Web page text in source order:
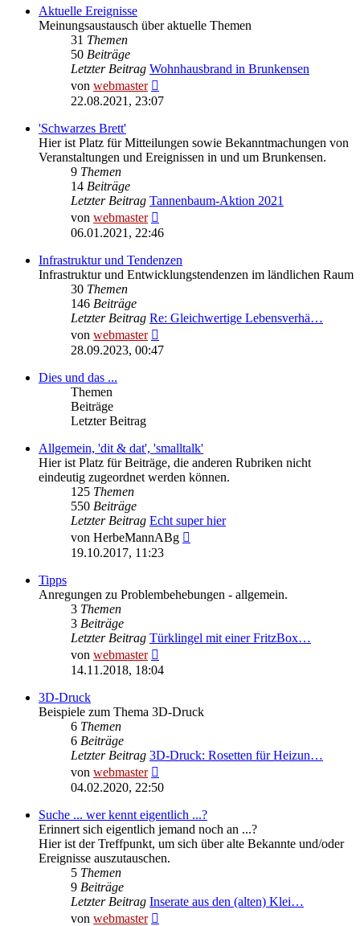
Aktuelle Ereignisse
Meinungsaustausch über aktuelle Themen
31 Themen
50 Beiträge
Letzter Beitrag Wohnhausbrand in Brunkensen
von webmaster
Beitrag
22.08.2021, 23:07
'Schwarzes Brett'
Hier ist Platz für Mitteilungen sowie Bekanntmachungen von
Veranstaltungen und Ereignissen in und um Brunkensen.
9 Themen
14 Beiträge
Letzter Beitrag Tannenbaum-Aktion 2021
von webmaster
Beitrag
06.01.2021, 22:46
Infrastruktur und Tendenzen
Infrastruktur und Entwicklungstendenzen im ländlichen Raum
30 Themen
146 Beiträge
Letzter Beitrag Re: Gleichwertige Lebensverhä…
von webmaster
Beitrag
28.09.2023, 00:47
Dies und das ...
Themen
Beiträge
Letzter Beitrag
Allgemein, 'dit & dat', 'smalltalk'
Hier ist Platz für Beiträge, die anderen Rubriken nicht
eindeutig zugeordnet werden können.
125 Themen
550 Beiträge
Letzter Beitrag Echt super hier
von HerbeMannABg
19.10.2017, 11:23
Tipps
Anregungen zu Problembehebungen - allgemein.
3 Themen
3 Beiträge
Letzter Beitrag Türklingel mit einer FritzBox…
von webmaster
Beitrag
14.11.2018, 18:04
3D-Druck
Beispiele zum Thema 3D-Druck
6 Themen
6 Beiträge
Letzter Beitrag 3D-Druck: Rosetten für Heizun…
von webmaster
Beitrag
04.02.2020, 22:50
Suche ... wer kennt eigentlich ...?
Erinnert sich eigentlich jemand noch an ...?
Hier ist der Treffpunkt, um sich über alte Bekannte und/oder
Ereignisse auszutauschen.
5 Themen
9 Beiträge
Letzter Beitrag Inserate aus den (alten) Klei…
von webmaster